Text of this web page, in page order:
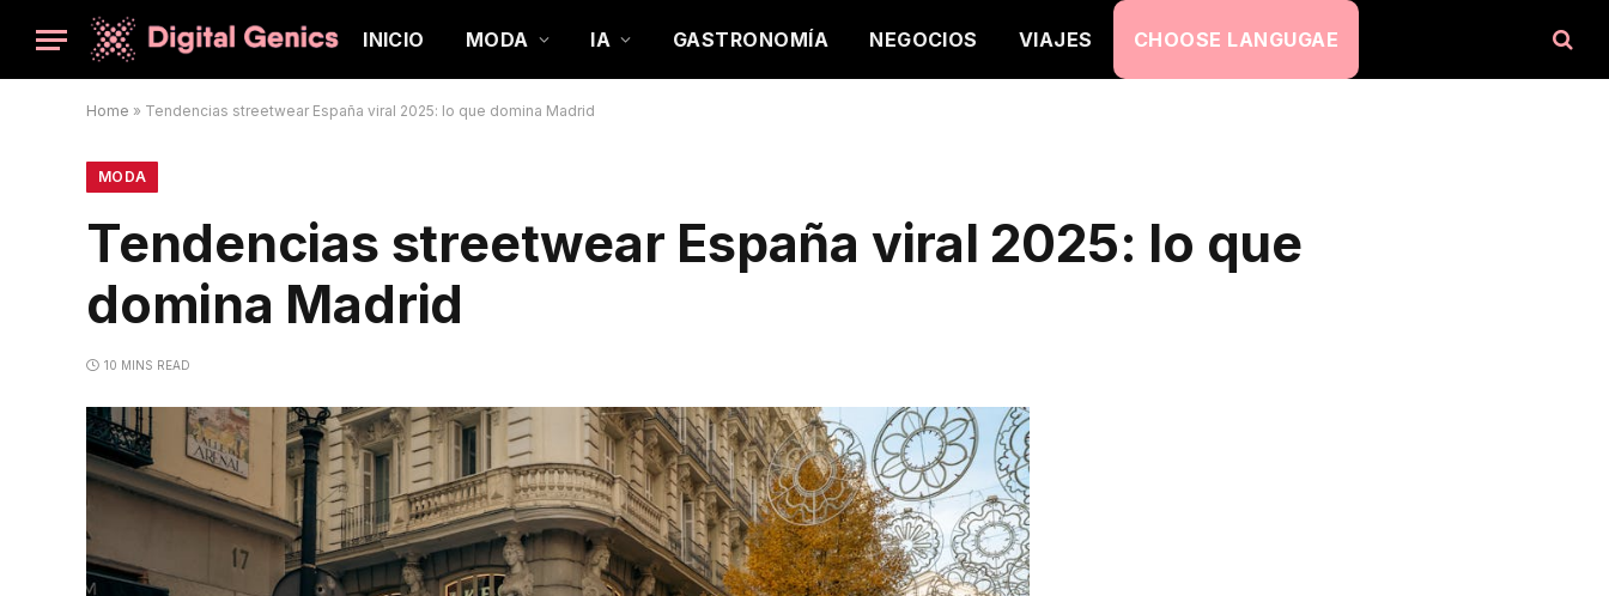
INICIO MODA IA GASTRONOMÍA NEGOCIOS VIAJES CHOOSE LANGUGAE
Home » Tendencias streetwear España viral 2025: lo que domina Madrid
MODA
Tendencias streetwear España viral 2025: lo que
domina Madrid
10 MINS READ